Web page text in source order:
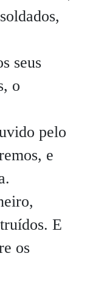
seus
o
pelo
e
E
os